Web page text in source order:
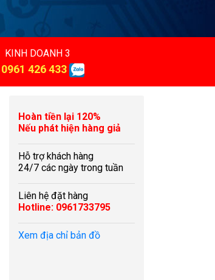
KINH DOANH 3
0961 426 433
Hoàn tiền lại 120%
Nếu phát hiện hàng giả
Hỗ trợ khách hàng
24/7 các ngày trong tuần
Liên hệ đặt hàng
Hotline: 0961733795
Xem địa chỉ bản đồ